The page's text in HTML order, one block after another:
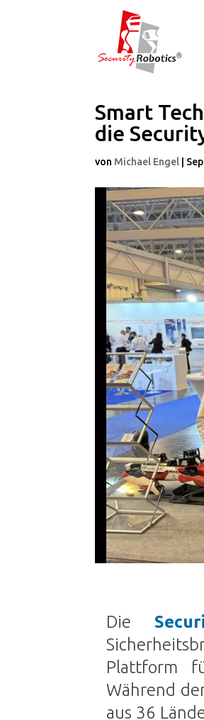
Smart
die
von Michael Engel
Die
Plattform
Während
aus 36